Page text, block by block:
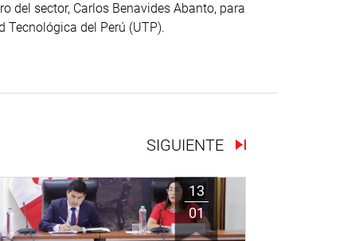
del sector, Carlos Benavides Abanto, para
del Perú (UTP).
SIGUIENTE
13
01